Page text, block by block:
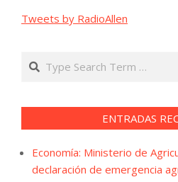
Tweets by RadioAllen
Search
ENTRADAS
Economía: Ministerio de
declaración de emergencia